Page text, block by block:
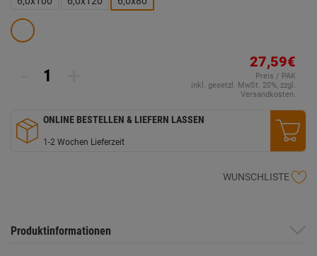
auf
27,59€
Preis / PAK
inkl. gesetzl. MwSt. 20%, zzgl.
Versandkosten.
ONLINE BESTELLEN & LIEFERN LASSEN
1-2 Wochen Lieferzeit
WUNSCHLISTE
Produktinformationen